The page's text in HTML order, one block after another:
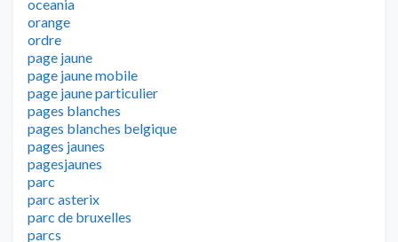
oceania
orange
ordre
page jaune
page jaune mobile
page jaune particulier
pages blanches
pages blanches belgique
pages jaunes
pagesjaunes
parc
parc asterix
parc de bruxelles
parcs